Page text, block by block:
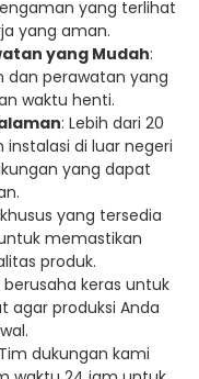
yang terlihat
yang aman.
yang Mudah:
dan perawatan yang
waktu henti.
: Lebih dari 20
di luar negeri
yang dapat
yang tersedia
memastikan
produk.
berusaha keras untuk
agar produksi Anda
dukungan kami